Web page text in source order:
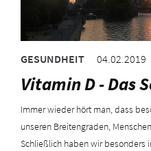
GESUNDHEIT 04.02.2019
Vitamin D - Das
Immer wieder hört man, dass
unseren Breitengraden,
Schließlich haben wir besonders